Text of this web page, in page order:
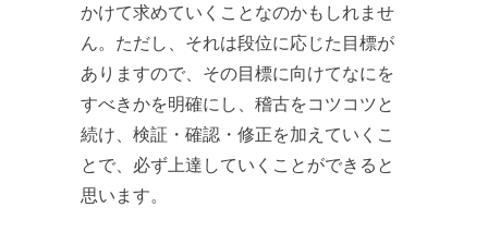
かけて求めていくことなのかもしれませ
ん。ただし、それは段位に応じた目標が
ありますので、その目標に向けてなにを
すべきかを明確にし、稽古をコツコツと
続け、検証・確認・修正を加えていくこ
とで、必ず上達していくことができると
思います。